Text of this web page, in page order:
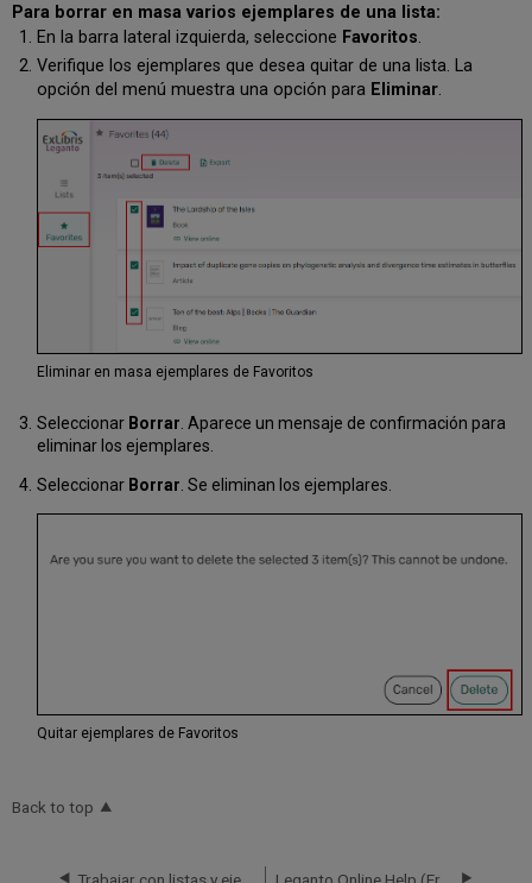
Para borrar en masa varios ejemplares de una lista:
En la barra lateral izquierda, seleccione Favoritos.
Verifique los ejemplares que desea quitar de una lista. La
opción del menú muestra una opción para Eliminar.
Eliminar en masa ejemplares de Favoritos
Seleccionar Borrar . Aparece un mensaje de confirmación para
eliminar los ejemplares.
Seleccionar Borrar . Se eliminan los ejemplares.
Quitar ejemplares de Favoritos
Back to top